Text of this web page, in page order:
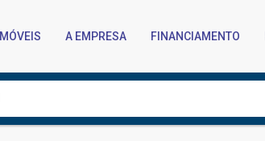
IMÓVEIS A EMPRESA FINANCIAMENTO